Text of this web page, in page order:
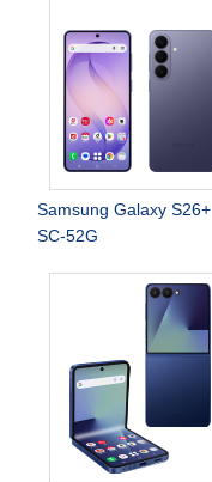
Samsung Galaxy S26+
SC-52G